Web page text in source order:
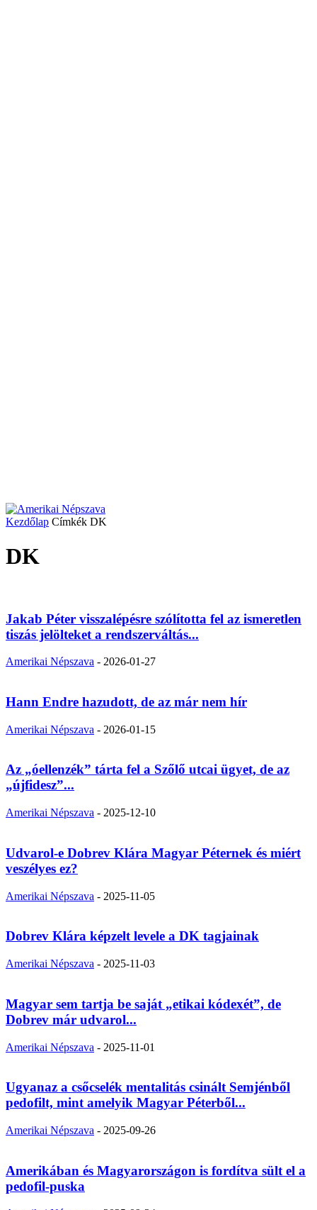
Kezdőlap Címkék DK
DK
Jakab Péter visszalépésre szólította fel az ismeretlen
tiszás jelölteket a rendszerváltás...
Amerikai Népszava - 2026-01-27
Hann Endre hazudott, de az már nem hír
Amerikai Népszava - 2026-01-15
Az „óellenzék” tárta fel a Szőlő utcai ügyet, de az
„újfidesz”...
Amerikai Népszava - 2025-12-10
Udvarol-e Dobrev Klára Magyar Péternek és miért
veszélyes ez?
Amerikai Népszava - 2025-11-05
Dobrev Klára képzelt levele a DK tagjainak
Amerikai Népszava - 2025-11-03
Magyar sem tartja be saját „etikai kódexét”, de
Dobrev már udvarol...
Amerikai Népszava - 2025-11-01
Ugyanaz a csőcselék mentalitás csinált Semjénből
pedofilt, mint amelyik Magyar Péterből...
Amerikai Népszava - 2025-09-26
Amerikában és Magyarországon is fordítva sült el a
pedofil-puska